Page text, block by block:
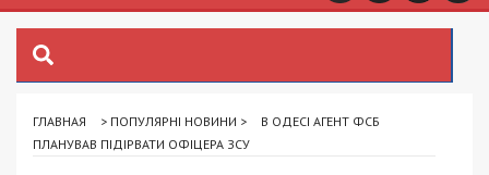
ГЛАВНАЯ > ПОПУЛЯРНІ НОВИНИ >
В ОДЕСІ АГЕНТ ФСБ
ПЛАНУВАВ ПІДІРВАТИ ОФІЦЕРА ЗСУ